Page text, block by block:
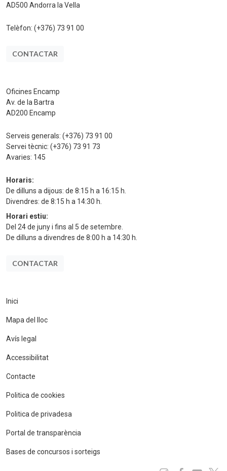
AD500 Andorra la Vella
Telèfon: (+376) 73 91 00
CONTACTAR
Oficines Encamp
Av. de la Bartra
AD200 Encamp
Serveis generals: (+376) 73 91 00
Servei tècnic: (+376) 73 91 73
Avaries: 145
Horaris:
De dilluns a dijous: de 8:15 h a 16:15 h.
Divendres: de 8:15 h a 14:30 h.
Horari estiu:
Del 24 de juny i fins al 5 de setembre.
De dilluns a divendres de 8:00 h a 14:30 h.
CONTACTAR
Inici
Mapa del lloc
Avís legal
Accessibilitat
Contacte
Politica de cookies
Politica de privadesa
Portal de transparència
Bases de concursos i sorteigs